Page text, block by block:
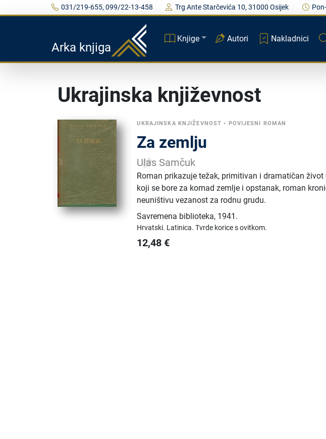
031/219-655, 099/22-13-458 Trg Ante Starčevića 10, 31000 Osijek
Arka knjiga
Knjige Autori Nakladnici
Ukrajinska književnost
UKRAJINSKA KNJIŽEVNOST • POVIJESNI ROMAN
Za zemlju
Ulas Samčuk
Roman prikazuje težak, primitivan i dramatičan
koji se bore za komad zemlje i opstanak, roman
neuništivu vezanost za rodnu grudu.
Savremena biblioteka, 1941.
Hrvatski. Latinica.Tvrde korice s ovitkom.
12,48 €